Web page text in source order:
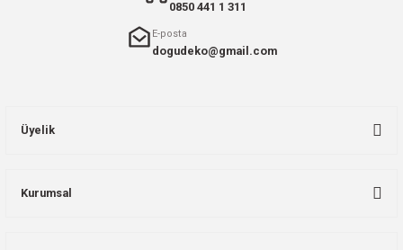
0850 441 1 311
E-posta
dogudeko@gmail.com
Üyelik
Kurumsal